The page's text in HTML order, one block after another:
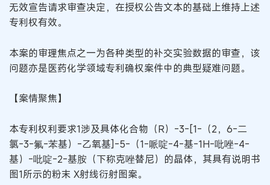
无效宣告请求审查决定，在授权公告文本的基础上维持上述
专利权有效。
本案的审理焦点之一为各种类型的补交实验数据的审查，该
问题亦是医药化学领域专利确权案件中的典型疑难问题。
【案情聚焦】
本专利权利要求1涉及具体化合物（R）-3-[1-（2，6-二
氯-3-氟-苯基）-乙氧基]-5-（1-哌啶-4-基-1H-吡唑-4-
基）-吡啶-2-基胺（下称克唑替尼）的晶体，其具有说明书
图1所示的粉末 X射线衍射图案。